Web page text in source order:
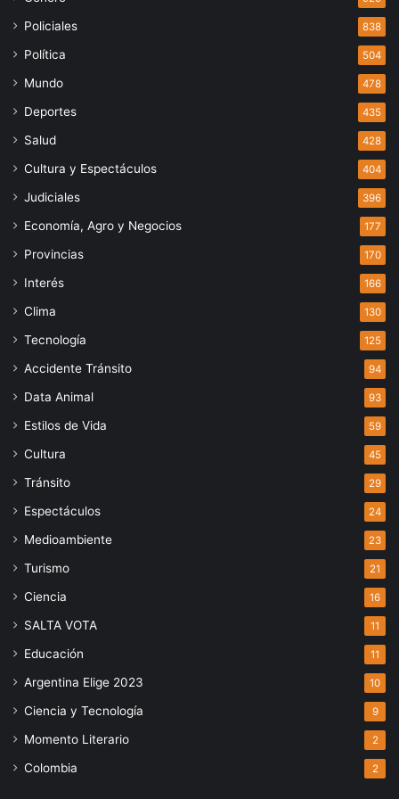
Policiales 838
Política 504
Mundo 478
Deportes 435
Salud 428
Cultura y Espectáculos 404
Judiciales 396
Economía, Agro y Negocios 177
Provincias 170
Interés 166
Clima 130
Tecnología 125
Accidente Tránsito 94
Data Animal 93
Estilos de Vida 59
Cultura 45
Tránsito 29
Espectáculos 24
Medioambiente 23
Turismo 21
Ciencia 16
SALTA VOTA 11
Educación 11
Argentina Elige 2023 10
Ciencia y Tecnología 9
Momento Literario 2
Colombia 2